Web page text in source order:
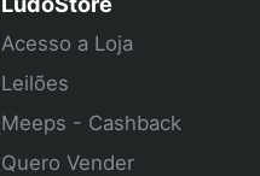
Acesso a Loja
Leilões
Meeps - Cashback
Quero Vender